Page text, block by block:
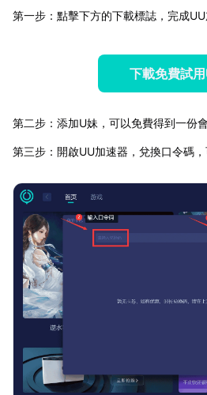
第一步：點擊下方的下載標誌，完成UU
下載免費試
第二步：添加U妹，可以免費得到一份會
第三步：開啟UU加速器，兌換口令碼，